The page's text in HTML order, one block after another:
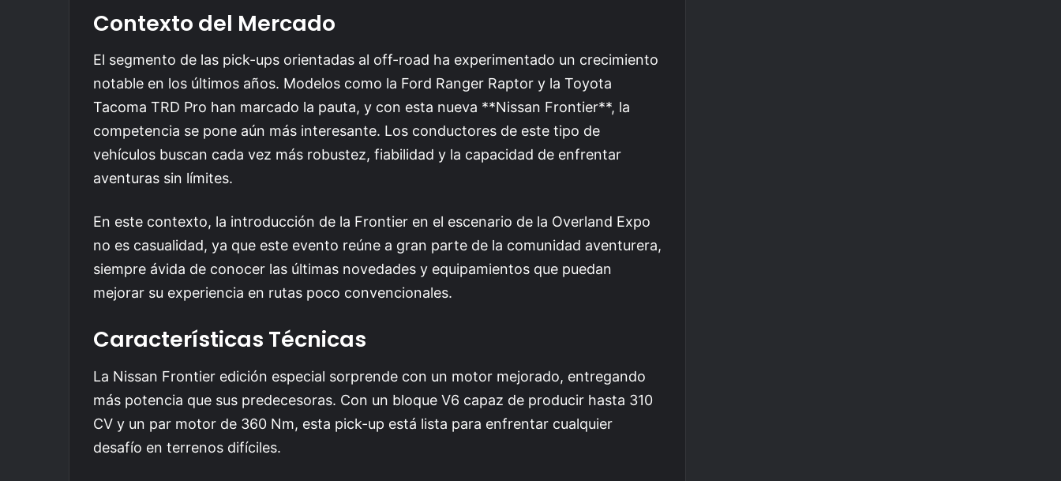
Contexto del Mercado
El segmento de las pick-ups orientadas al off-road ha experimentado un crecimiento
notable en los últimos años. Modelos como la Ford Ranger Raptor y la Toyota
Tacoma TRD Pro han marcado la pauta, y con esta nueva **Nissan Frontier**, la
competencia se pone aún más interesante. Los conductores de este tipo de
vehículos buscan cada vez más robustez, fiabilidad y la capacidad de enfrentar
aventuras sin límites.
En este contexto, la introducción de la Frontier en el escenario de la Overland Expo
no es casualidad, ya que este evento reúne a gran parte de la comunidad aventurera,
siempre ávida de conocer las últimas novedades y equipamientos que puedan
mejorar su experiencia en rutas poco convencionales.
Características Técnicas
La Nissan Frontier edición especial sorprende con un motor mejorado, entregando
más potencia que sus predecesoras. Con un bloque V6 capaz de producir hasta 310
CV y un par motor de 360 Nm, esta pick-up está lista para enfrentar cualquier
desafío en terrenos difíciles.